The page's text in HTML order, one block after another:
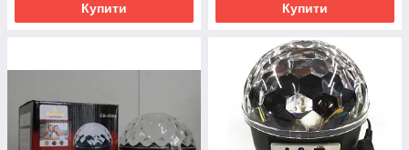
Купити Купити